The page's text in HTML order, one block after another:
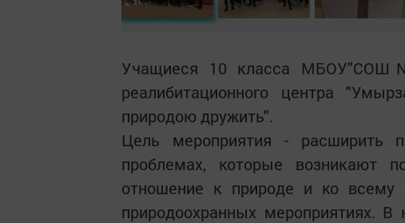
Учащиеся 10 класса
реалибитационного центра
природою дружить".
Цель мероприятия - расширить
проблемах, которые возникают
отношение к природе и ко
природоохранных мероприятиях.